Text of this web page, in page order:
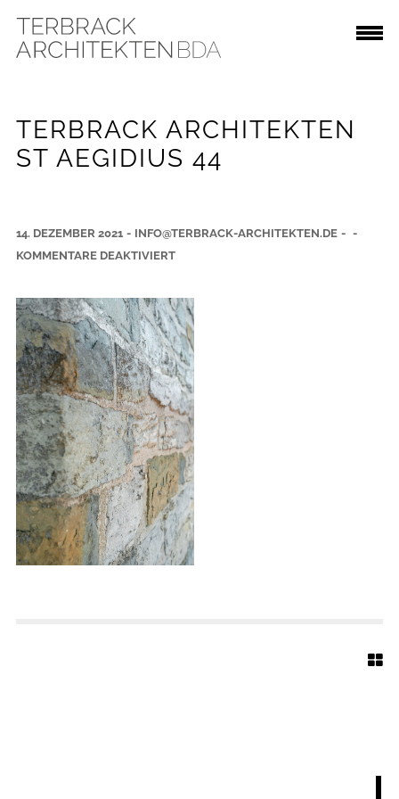
TERBRACK ARCHITEKTEN
ST AEGIDIUS 44
14. DEZEMBER 2021 - INFO@TERBRACK-ARCHITEKTEN.DE - -
KOMMENTARE DEAKTIVIERTF
T
E
R
B
R
A
C
K
A
R
C
H
I
T
E
K
T
E
N
S
T